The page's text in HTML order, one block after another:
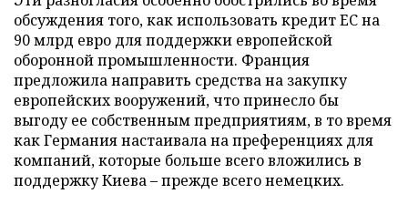
обсуждения того, как использовать кредит ЕС на
90 млрд евро для поддержки европейской
оборонной промышленности. Франция
предложила направить средства на закупку
европейских вооружений, что принесло бы
выгоду ее собственным предприятиям, в то время
как Германия настаивала на преференциях для
компаний, которые больше всего вложились в
поддержку Киева – прежде всего немецких.